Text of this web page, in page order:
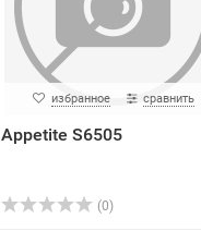
избранное сравнить
Appetite S6505
(0)